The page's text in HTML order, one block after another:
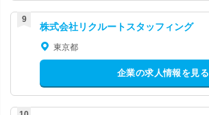
株式会社リクルートスタッフィング
東京都
企業の求人情報を見る